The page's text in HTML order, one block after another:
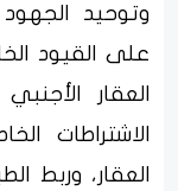
وتوحيد
على القيود
العقار
الاشتراطات
العقار، وربط